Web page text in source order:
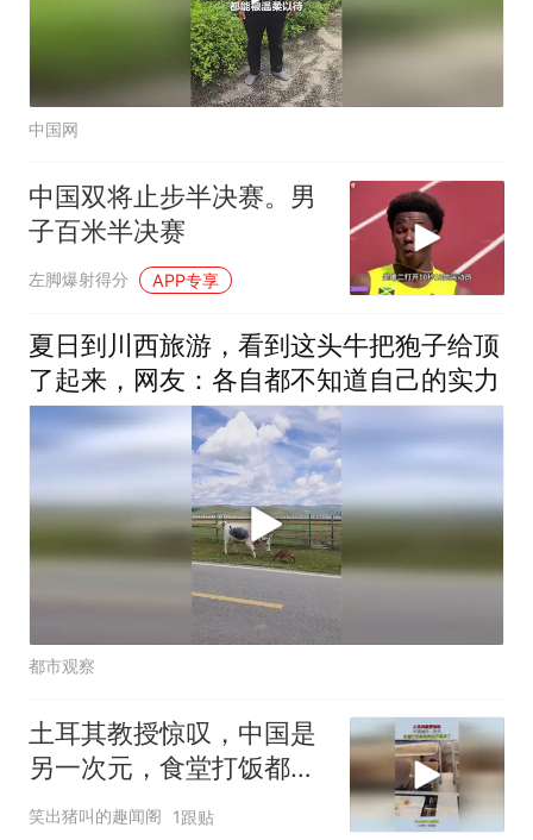
中国网
中国双将止步半决赛。男
子百米半决赛
左脚爆射得分 APP专享
夏日到川西旅游，看到这头牛把狍子给顶
了起来，网友：各自都不知道自己的实力
都市观察
土耳其教授惊叹，中国是
另一次元，食堂打饭都高
科技开眼界了！
笑出猪叫的趣闻阁 1跟贴